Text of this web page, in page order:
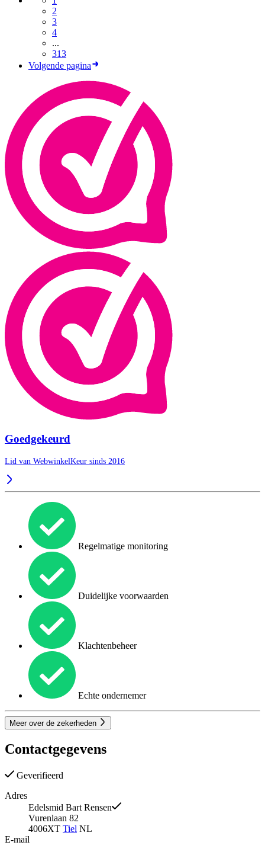
2
3
4
...
313
Volgende pagina
Goedgekeurd
Lid van WebwinkelKeur sinds 2016
Regelmatige monitoring
Duidelijke voorwaarden
Klachtenbeheer
Echte ondernemer
Meer over de zekerheden
Contactgegevens
Geverifieerd
Adres
Edelsmid Bart Rensen
Vurenlaan 82
4006XT Tiel NL
E-mail